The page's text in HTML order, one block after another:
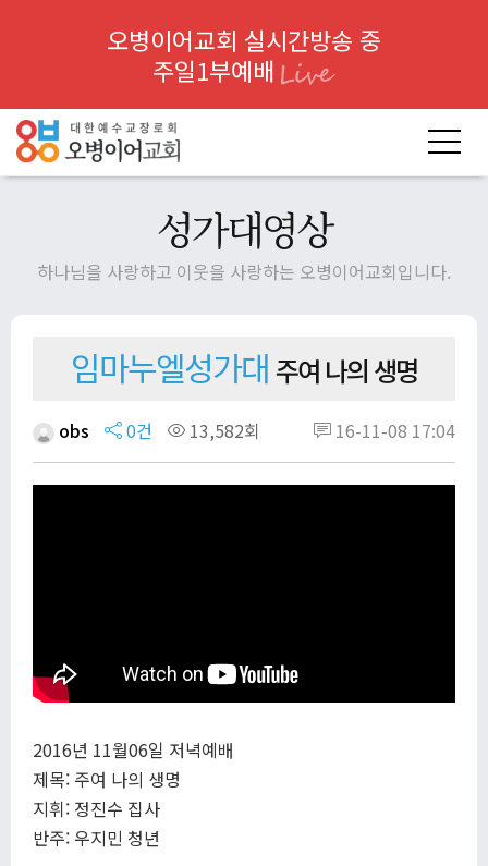
오병이어교회 실시간방송 중
주일1부예배
성가대영상
하나님을 사랑하고 이웃을 사랑하는 오병이어교회입니다.
임마누엘성가대 주여 나의 생명
obs 0건 13,582회 16-11-08 17:04
2016년 11월06일 저녁예배
제목: 주여 나의 생명
지휘: 정진수 집사
반주: 우지민 청년